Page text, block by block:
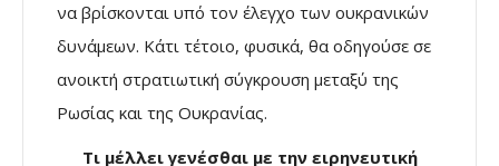
να βρίσκονται υπό τον έλεγχο των ουκρανικών
δυνάμεων. Κάτι τέτοιο, φυσικά, θα οδηγούσε σε
ανοικτή στρατιωτική σύγκρουση μεταξύ της
Ρωσίας και της Ουκρανίας.
Τι μέλλει γενέσθαι με την ειρηνευτική